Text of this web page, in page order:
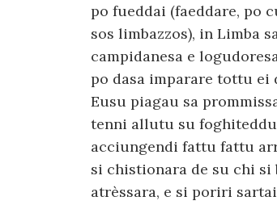
po fueddai (faeddare, po
sos limbazzos), in Limba
campidanesa e
po dasa imparare tottu ei
Eusu piagau sa
tenni allutu su
acciungendi fattu fattu
si chistionara de su chi
atrèssara, e si poriri